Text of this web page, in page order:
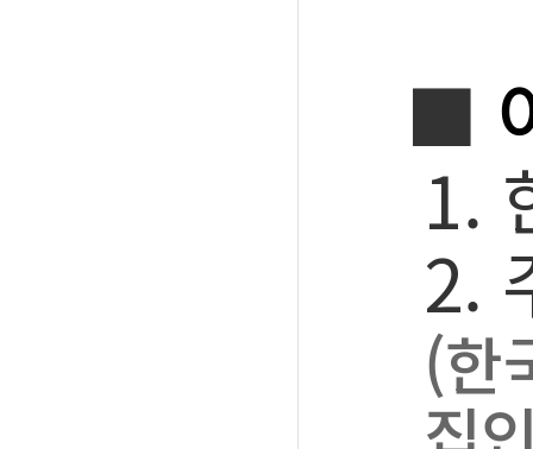
■
1.
2.
(한